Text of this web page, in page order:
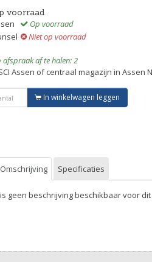
voorraad
Op voorraad
Niet op voorraad
afspraak af te halen: 2
Assen of centraal magazijn in Assen
In winkelwagen leggen
Omschrijving Specificaties
geen beschrijving beschikbaar voor